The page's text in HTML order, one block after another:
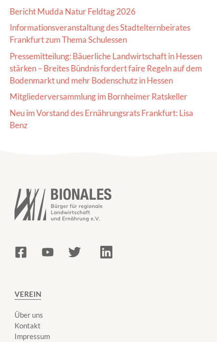
Bericht Mudda Natur Feldtag 2026
Informationsveranstaltung des Stadtelternbeirates
Frankfurt zum Thema Schulessen
Pressemitteilung: Bäuerliche Landwirtschaft in Hessen
stärken – Breites Bündnis fordert faire Regeln auf dem
Bodenmarkt und mehr Bodenschutz in Hessen
Mitgliederversammlung im Bornheimer Ratskeller
Neu im Vorstand des Ernährungsrats Frankfurt: Lisa
Benz
VEREIN
Über uns
Kontakt
Impressum